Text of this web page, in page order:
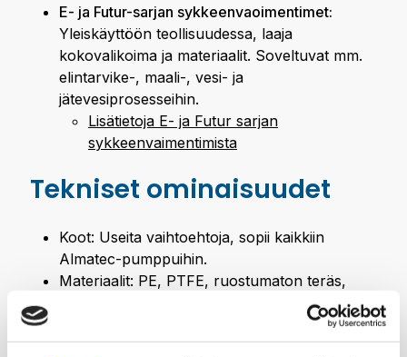
E- ja Futur-sarjan sykkeenvaoimentimet:
Yleiskäyttöön teollisuudessa, laaja
kokovalikoima ja materiaalit. Soveltuvat mm.
elintarvike-, maali-, vesi- ja
jätevesiprosesseihin.
Lisätietoja E- ja Futur sarjan
sykkeenvaimentimista
Tekniset ominaisuudet
Koot: Useita vaihtoehtoja, sopii kaikkiin
Almatec-pumppuihin.
Materiaalit: PE, PTFE, ruostumaton teräs,
UHMW-PE, PVDF, titaani, Hastelloy – valitaan
Lämpötilankesto: Jopa 200 °C (mallista